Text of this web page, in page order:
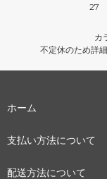
27
カ
不定休のため詳
ホーム
支払い方法について
配送方法について